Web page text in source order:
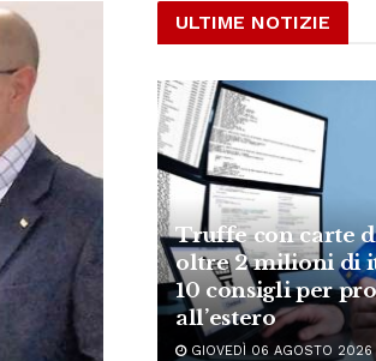
ULTIME NOTIZIE
Truffe con carte
oltre 2 milioni di
10 consigli per
all’estero
GIOVEDÌ 06 AGOSTO 2026